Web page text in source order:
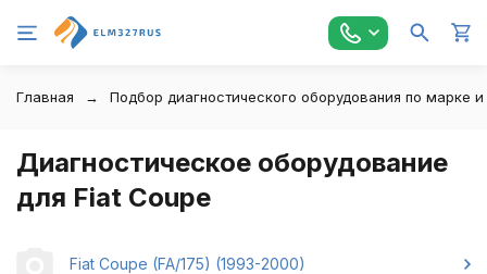
Главная Подбор диагностического оборудования по марке
Диагностическое оборудование
для Fiat Coupe
Fiat Coupe (FA/175) (1993-2000)